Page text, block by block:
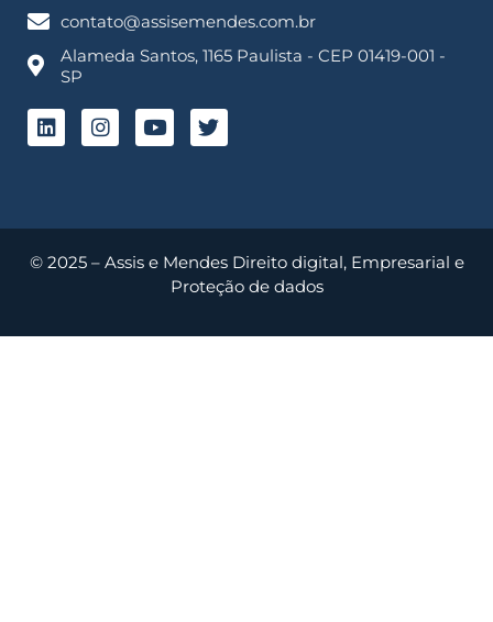
contato@assisemendes.com.br
Alameda Santos, 1165 Paulista - CEP 01419-001 -
SP
© 2025 – Assis e Mendes Direito digital, Empresarial e
Proteção de dados